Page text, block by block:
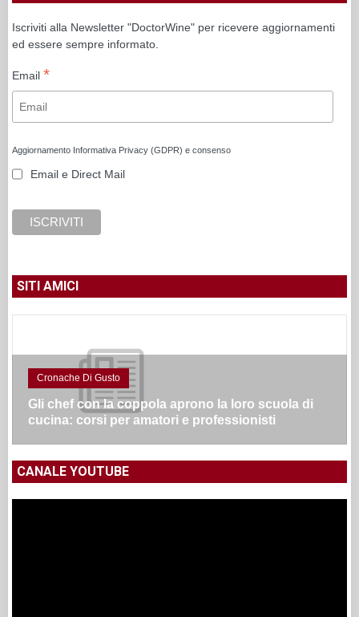
Iscriviti alla Newsletter "DoctorWine" per ricevere aggiornamenti
ed essere sempre informato.
Email *
Aggiornamento Informativa Privacy (GDPR) e consenso
Email e Direct Mail
SITI AMICI
Cronache Di Gusto
Gli chef con la coppola aprono la loro scuola di
cucina: corsi per amatori e professionisti
CANALE YOUTUBE